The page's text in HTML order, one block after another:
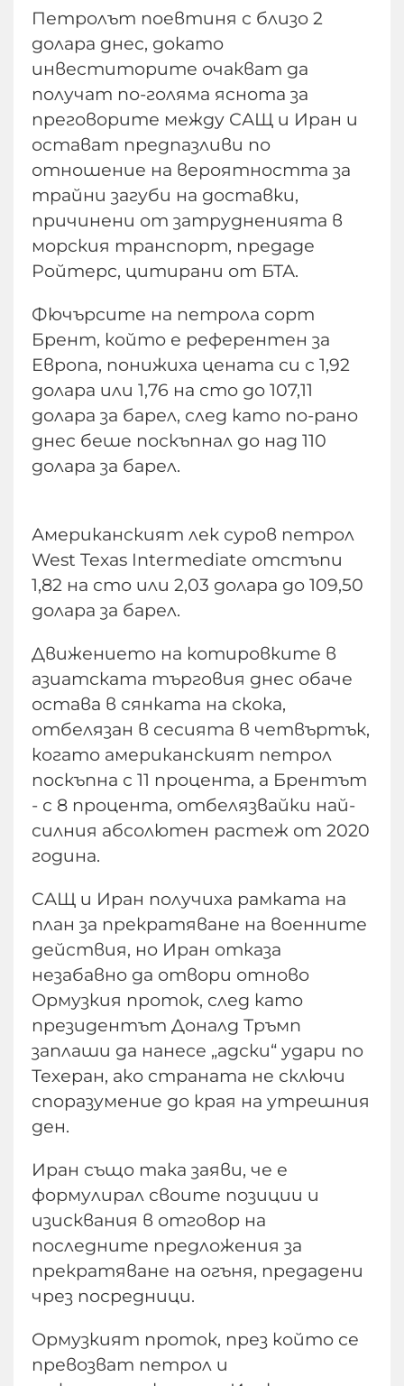
Петролът поевтиня с близо 2
долара днес, докато
инвеститорите очакват да
получат по-голяма яснота за
преговорите между САЩ и Иран и
остават предпазливи по
отношение на вероятността за
трайни загуби на доставки,
причинени от затрудненията в
морския транспорт, предаде
Ройтерс, цитирани от БТА.
Фючърсите на петрола сорт
Брент, който е референтен за
Европа, понижиха цената си с 1,92
долара или 1,76 на сто до 107,11
долара за барел, след като по-рано
днес беше поскъпнал до над 110
долара за барел.
Американският лек суров петрол
West Texas Intermediate отстъпи
1,82 на сто или 2,03 долара до 109,50
долара за барел.
Движението на котировките в
азиатската търговия днес обаче
остава в сянката на скока,
отбелязан в сесията в четвъртък,
когато американският петрол
поскъпна с 11 процента, а Брентът
- с 8 процента, отбелязвайки най-
силния абсолютен растеж от 2020
година.
САЩ и Иран получиха рамката на
план за прекратяване на военните
действия, но Иран отказа
незабавно да отвори отново
Ормузкия проток, след като
президентът Доналд Тръмп
заплаши да нанесе „адски“ удари по
Техеран, ако страната не сключи
споразумение до края на утрешния
ден.
Иран също така заяви, че е
формулирал своите позиции и
изисквания в отговор на
последните предложения за
прекратяване на огъня, предадени
чрез посредници.
Ормузкият проток, през който се
превозват петрол и